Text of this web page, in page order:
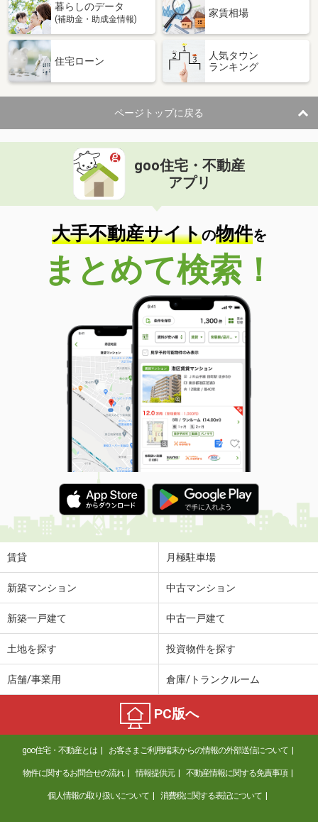
暮らしのデータ
(補助金・助成金情報)
家賃相場
住宅ローン
人気タウン
ランキング
ページトップに戻る
goo住宅・不動産
アプリ
大手不動産サイトの物件を
まとめて検索！
賃貸 月極駐車場
新築マンション 中古マンション
新築一戸建て 中古一戸建て
土地を探す 投資物件を探す
店舗/事業用 倉庫/トランクルーム
PC版へ
goo住宅・不動産とは お客さまご利用端末からの情報の外部送信について
物件に関するお問合せの流れ 情報提供元 不動産情報に関する免責事項
個人情報の取り扱いについて 消費税に関する表記について